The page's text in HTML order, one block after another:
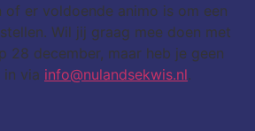
of er voldoende animo is om een
Wil jij graag mee doen met
28 december, maar heb je geen
in via info@nulandsekwis.nl.